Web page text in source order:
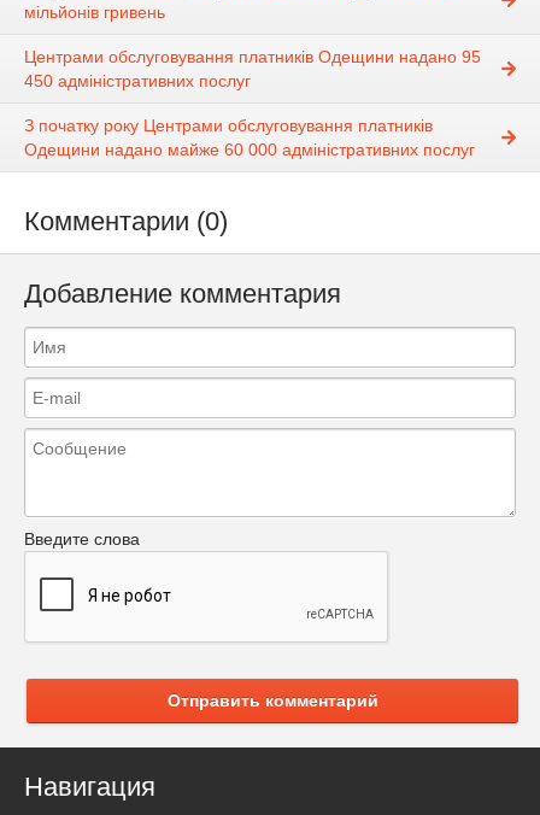
мільйонів гривень
Центрами обслуговування платників Одещини надано 95
450 адміністративних послуг
З початку року Центрами обслуговування платників
Одещини надано майже 60 000 адміністративних послуг
Комментарии (0)
Добавление комментария
Введите слова
Отправить комментарий
Навигация